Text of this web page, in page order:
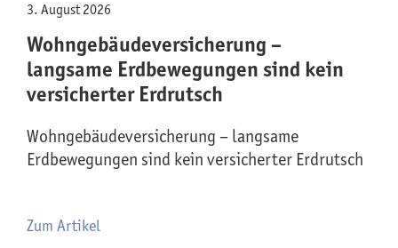
3. August 2026
Wohngebäude­versicherung –
langsame Erdbewegungen sind kein
versicherter Erdrutsch
Wohngebäude­versicherung – langsame
Erdbewegungen sind kein versicherter Erdrutsch
Zum Artikel